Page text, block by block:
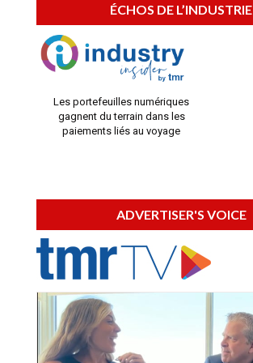
ÉCHOS DE L’INDUSTRIE
Les portefeuilles numériques
gagnent du terrain dans les
paiements liés au voyage
ADVERTISER'S VOICE